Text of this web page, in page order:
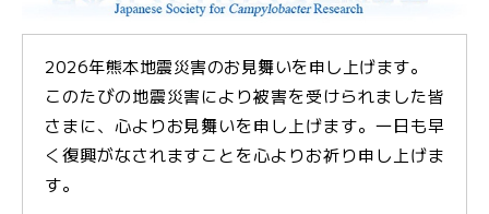
環境検査
研修・セミナー
JFS規格の監査・取得支援
公益事業
2026年熊本地震災害のお見舞いを申し上げます。
このたびの地震災害により被害を受けられました皆
さまに、心よりお見舞いを申し上げます。一日も早
く復興がなされますことを心よりお祈り申し上げま
す。